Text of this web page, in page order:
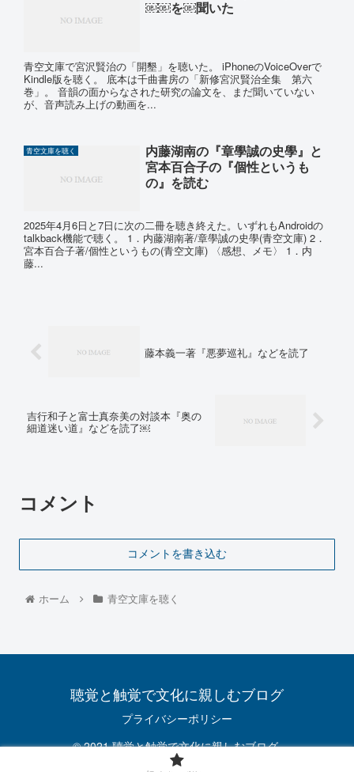
￼￼を￼聞いた
青空文庫で宮沢賢治の「開墾」を聴いた。 iPhoneのVoiceOverで
Kindle版を聴く。 底本は千曲書房の「新修宮沢賢治全集 第六
巻」。 音韻の面からなされた研究の論文を、まだ聞いていない
が、音声読み上げの動画を...
青空文庫を聴く
内藤湖南の『章學誠の史學』と
宮本百合子の『個性というも
の』を読む
2025年4月6日と7日に次の二冊を聴き終えた。いずれもAndroidの
talkback機能で聴く。 1．内藤湖南著/章學誠の史學(青空文庫) 2．
宮本百合子著/個性というもの(青空文庫) 〈感想、メモ〉 1．内
藤...
藤本義一著『悪夢巡礼』などを読了
吉行和子と富士真奈美の対談本『奥の
細道迷い道』などを読了￼
コメント
コメントを書き込む
ホーム 青空文庫を聴く
聴覚と触覚で文化に親しむブログ
プライバシーポリシー
© 2021 聴覚と触覚で文化に親しむブログ.